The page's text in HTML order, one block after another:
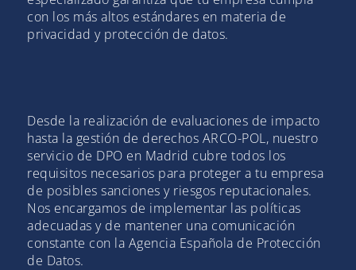
con los más altos estándares en materia de
privacidad y protección de datos.
Desde la realización de evaluaciones de impacto
hasta la gestión de derechos ARCO-POL, nuestro
servicio de DPO en Madrid cubre todos los
requisitos necesarios para proteger a tu empresa
de posibles sanciones y riesgos reputacionales.
Nos encargamos de implementar las políticas
adecuadas y de mantener una comunicación
constante con la Agencia Española de Protección
de Datos.